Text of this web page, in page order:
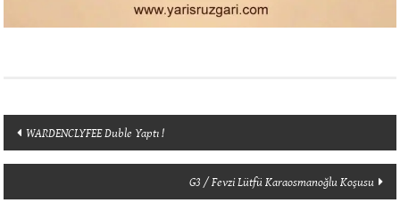
Yazı
dolaşımı
WARDENCLYFEE Duble Yaptı !
G3 / Fevzi Lütfü Karaosmanoğlu Koşusu